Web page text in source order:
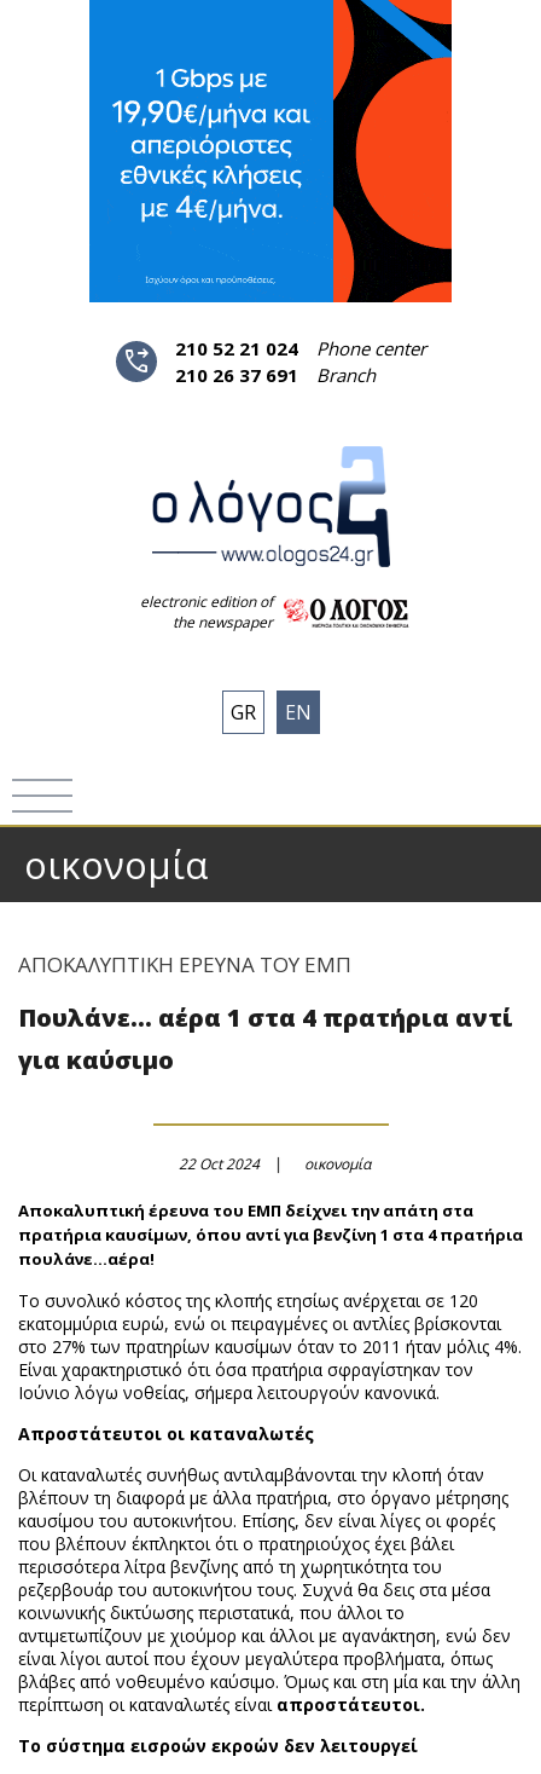
phone_forwarded 210 52 21 024
Phone center
210 26 37 691
Branch
electronic edition of
the newspaper
GR EN
οικονομία
ΑΠΟΚΑΛΥΠΤΙΚΗ ΕΡΕΥΝΑ ΤΟΥ ΕΜΠ
Πουλάνε... αέρα 1 στα 4 πρατήρια αντί
για καύσιμο
22 Oct 2024 οικονομία
Αποκαλυπτική έρευνα του ΕΜΠ δείχνει την απάτη στα
πρατήρια καυσίμων, όπου αντί για βενζίνη 1 στα 4 πρατήρια
πουλάνε…αέρα!
Το συνολικό κόστος της κλοπής ετησίως ανέρχεται σε 120
εκατομμύρια ευρώ, ενώ οι πειραγμένες οι αντλίες βρίσκονται
στο 27% των πρατηρίων καυσίμων όταν το 2011 ήταν μόλις 4%.
Είναι χαρακτηριστικό ότι όσα πρατήρια σφραγίστηκαν τον
Ιούνιο λόγω νοθείας, σήμερα λειτουργούν κανονικά.
Απροστάτευτοι οι καταναλωτές
Οι καταναλωτές συνήθως αντιλαμβάνονται την κλοπή όταν
βλέπουν τη διαφορά με άλλα πρατήρια, στο όργανο μέτρησης
καυσίμου του αυτοκινήτου. Επίσης, δεν είναι λίγες οι φορές
που βλέπουν έκπληκτοι ότι ο πρατηριούχος έχει βάλει
περισσότερα λίτρα βενζίνης από τη χωρητικότητα του
ρεζερβουάρ του αυτοκινήτου τους. Συχνά θα δεις στα μέσα
κοινωνικής δικτύωσης περιστατικά, που άλλοι το
αντιμετωπίζουν με χιούμορ και άλλοι με αγανάκτηση, ενώ δεν
είναι λίγοι αυτοί που έχουν μεγαλύτερα προβλήματα, όπως
βλάβες από νοθευμένο καύσιμο. Όμως και στη μία και την άλλη
περίπτωση οι καταναλωτές είναι απροστάτευτοι.
Το σύστημα εισροών εκροών δεν λειτουργεί